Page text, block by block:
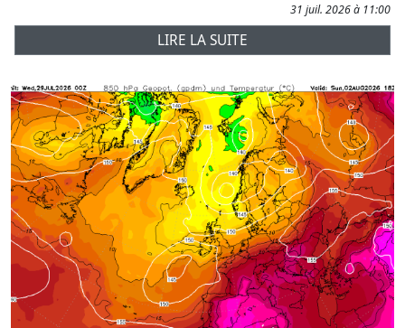
31 juil. 2026 à 11:00
LIRE LA SUITE